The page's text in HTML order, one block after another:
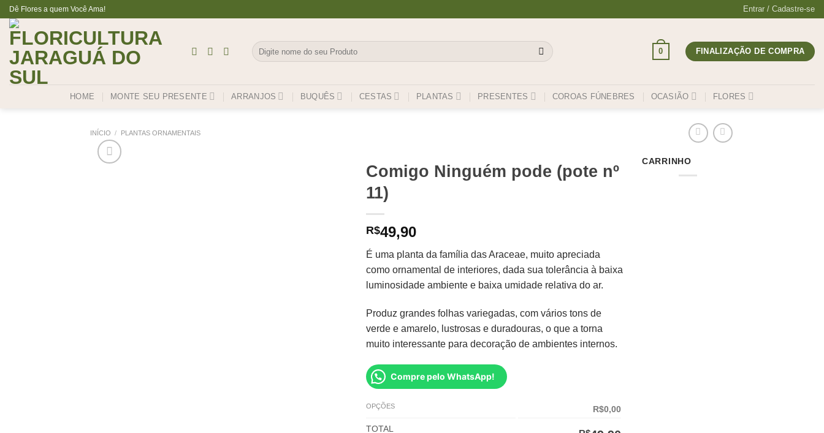
Skip
content
Dê Flores a quem Você Ama! Entrar / Cadastre-se
Pesquisar
por:
0 FINALIZAÇÃO DE COMPRA
HOME MONTE SEU PRESENTE ARRANJOS BUQUÊS CESTAS PLANTAS PRESENTES COROAS FÚNEBRES OCASIÃO FLORES
INÍCIO / PLANTAS ORNAMENTAIS
Comigo Ninguém pode (pote nº
11)
R$49,90
É uma planta da família das Araceae, muito apreciada
como ornamental de interiores, dada sua tolerância à baixa
luminosidade ambiente e baixa umidade relativa do ar.
Produz grandes folhas variegadas, com vários tons de
verde e amarelo, lustrosas e duradouras, o que a torna
muito interessante para decoração de ambientes internos.
Compre pelo WhatsApp!
OPÇÕES R$0,00
TOTAL
CARRINHO